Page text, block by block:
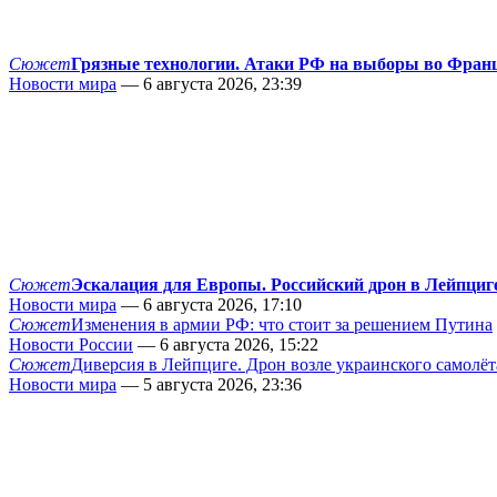
СюжетГрязные технологии. Атаки РФ на выборы во
Новости мира — 6 августа 2026, 23:39
СюжетЭскалация для Европы. Российский дрон в
Новости мира — 6 августа 2026, 17:10
СюжетИзменения в армии РФ: что стоит за решением Путина
Новости России — 6 августа 2026, 15:22
СюжетДиверсия в Лейпциге. Дрон возле украинского
Новости мира — 5 августа 2026, 23:36